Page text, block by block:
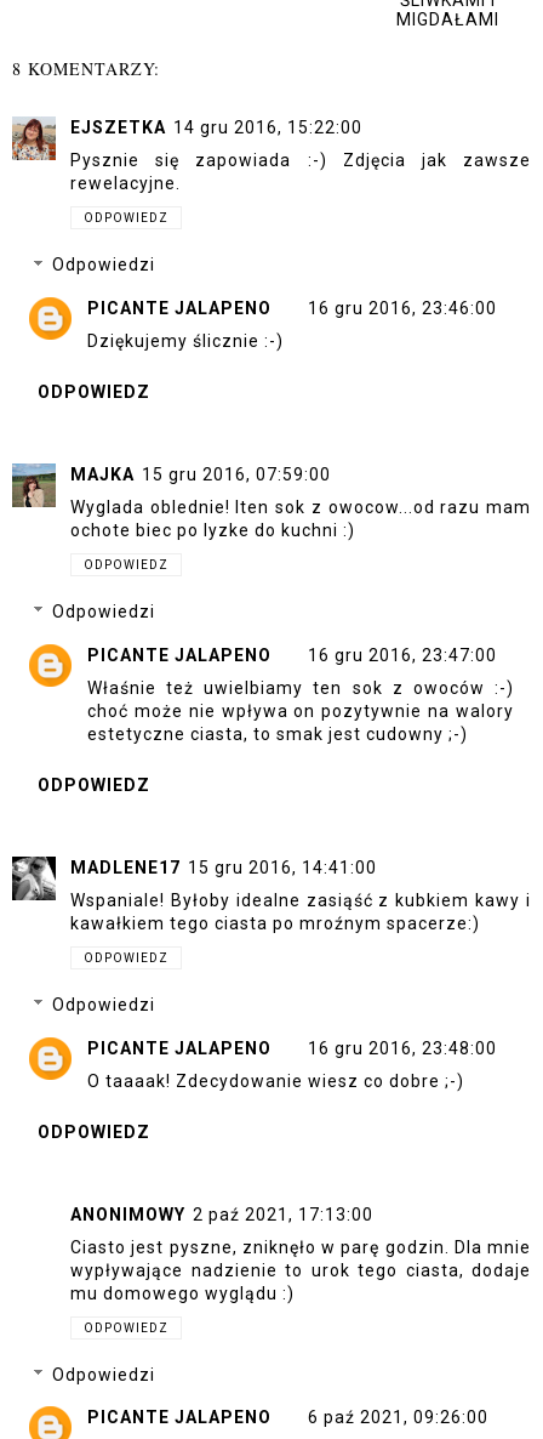
MIGDAŁAMI
8 KOMENTARZY:
EJSZETKA 14 gru 2016, 15:22:00
Pysznie się zapowiada :-) Zdjęcia jak zawsze
rewelacyjne.
ODPOWIEDZ
Odpowiedzi
PICANTE JALAPENO
16 gru 2016, 23:46:00
Dziękujemy ślicznie :-)
ODPOWIEDZ
MAJKA 15 gru 2016, 07:59:00
Wyglada oblednie! Iten sok z owocow...od razu mam
ochote biec po lyzke do kuchni :)
ODPOWIEDZ
Odpowiedzi
PICANTE JALAPENO
16 gru 2016, 23:47:00
Właśnie też uwielbiamy ten sok z owoców :-)
choć może nie wpływa on pozytywnie na walory
estetyczne ciasta, to smak jest cudowny ;-)
ODPOWIEDZ
MADLENE17 15 gru 2016, 14:41:00
Wspaniale! Byłoby idealne zasiąść z kubkiem kawy i
kawałkiem tego ciasta po mroźnym spacerze:)
ODPOWIEDZ
Odpowiedzi
PICANTE JALAPENO
16 gru 2016, 23:48:00
O taaaak! Zdecydowanie wiesz co dobre ;-)
ODPOWIEDZ
ANONIMOWY 2 paź 2021, 17:13:00
Ciasto jest pyszne, zniknęło w parę godzin. Dla mnie
wypływające nadzienie to urok tego ciasta, dodaje
mu domowego wyglądu :)
ODPOWIEDZ
Odpowiedzi
PICANTE JALAPENO
6 paź 2021, 09:26:00